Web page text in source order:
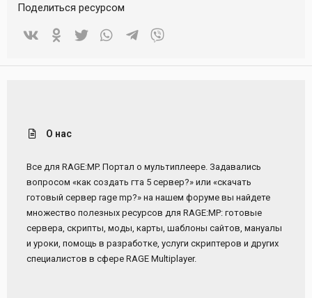
Поделиться ресурсом
VkontakteOdnoklassniki
Twitter WhatsAppTelegram
О нас
Все для RAGE:MP. Портал о мультиплеере. Задавались
вопросом «как создать гта 5 сервер?» или «скачать
готовый сервер rage mp?» на нашем форуме вы найдете
множество полезных ресурсов для RAGE:MP: готовые
сервера, скрипты, моды, карты, шаблоны сайтов, мануалы
и уроки, помощь в разработке, услуги скриптеров и других
специалистов в сфере RAGE Multiplayer.